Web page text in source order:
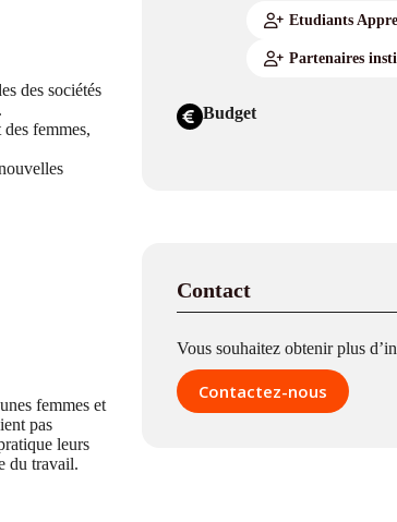
des sociétés
femmes,
femmes et
pas
leurs
du travail.
Etudiants
Partenaires
Budget
Contact
Vous souhaitez obtenir plus
Contactez-nous